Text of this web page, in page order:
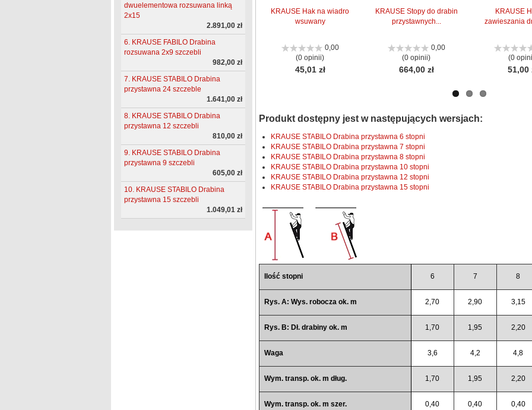
dwuelementowa rozsuwana linką
2x15
2.891,00 zł
6. KRAUSE FABILO Drabina
rozsuwana 2x9 szczebli
982,00 zł
7. KRAUSE STABILO Drabina
przystawna 24 szczeble
1.641,00 zł
8. KRAUSE STABILO Drabina
przystawna 12 szczebli
810,00 zł
9. KRAUSE STABILO Drabina
przystawna 9 szczebli
605,00 zł
10. KRAUSE STABILO Drabina
przystawna 15 szczebli
1.049,01 zł
KRAUSE Hak na wiadro
wsuwany
0,00
(0 opinii)
45,01 zł
KRAUSE Stopy do drabin
przystawnych...
0,00
(0 opinii)
664,00 zł
KRAUSE
zawieszania
(0
51,00
Produkt dostępny jest w następujących wersjach:
KRAUSE STABILO Drabina przystawna 6 stopni
KRAUSE STABILO Drabina przystawna 7 stopni
KRAUSE STABILO Drabina przystawna 8 stopni
KRAUSE STABILO Drabina przystawna 10 stopni
KRAUSE STABILO Drabina przystawna 12 stopni
KRAUSE STABILO Drabina przystawna 15 stopni
Ilość stopni 6 7 8
Rys. A: Wys. robocza ok. m 2,70 2,90 3,15
Rys. B: Dł. drabiny ok. m 1,70 1,95 2,20
Waga 3,6 4,2 4,8
Wym. transp. ok. m dług. 1,70 1,95 2,20
Wym. transp. ok. m szer. 0,40 0,40 0,40